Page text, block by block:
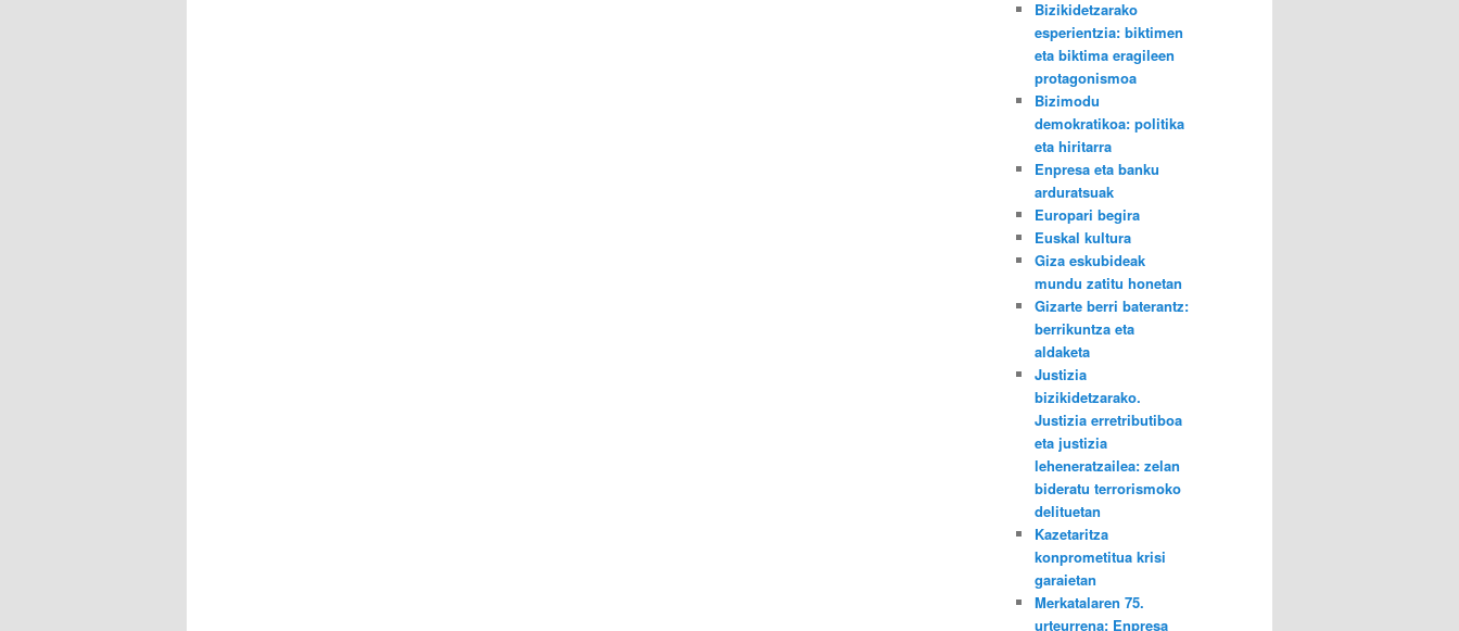
Bizikidetzarako
esperientzia: biktimen
eta biktima eragileen
protagonismoa
Bizimodu
demokratikoa: politika
eta hiritarra
Enpresa eta banku
arduratsuak
Europari begira
Euskal kultura
Giza eskubideak
mundu zatitu honetan
Gizarte berri baterantz:
berrikuntza eta
aldaketa
Justizia
bizikidetzarako.
Justizia erretributiboa
eta justizia
leheneratzailea: zelan
bideratu terrorismoko
delituetan
Kazetaritza
konprometitua krisi
garaietan
Merkatalaren 75.
urteurrena: Enpresa